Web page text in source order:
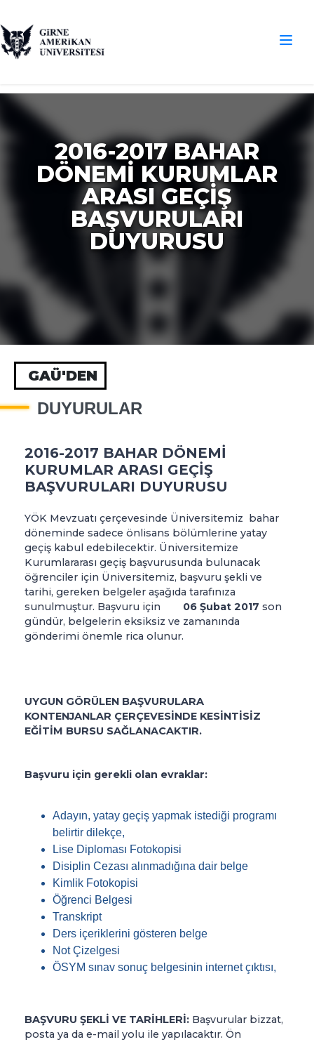
2016-2017 BAHAR
DÖNEMİ KURUMLAR
ARASI GEÇİŞ
BAŞVURULARI
DUYURUSU
GAÜ'DEN
DUYURULAR
2016-2017 BAHAR DÖNEMİ
KURUMLAR ARASI GEÇİŞ
BAŞVURULARI DUYURUSU
YÖK Mevzuatı çerçevesinde Üniversitemiz bahar
döneminde sadece önlisans bölümlerine yatay
geçiş kabul edebilecektir. Üniversitemize
Kurumlararası geçiş başvurusunda bulunacak
öğrenciler için Üniversitemiz, başvuru şekli ve
tarihi, gereken belgeler aşağıda tarafınıza
sunulmuştur. Başvuru için 06 Şubat 2017 son
gündür, belgelerin eksiksiz ve zamanında
gönderimi önemle rica olunur.
UYGUN GÖRÜLEN BAŞVURULARA
KONTENJANLAR ÇERÇEVESİNDE KESİNTİSİZ
EĞİTİM BURSU SAĞLANACAKTIR.
Başvuru için gerekli olan evraklar:
Adayın, yatay geçiş yapmak istediği programı
belirtir dilekçe,
Lise Diploması Fotokopisi
Disiplin Cezası alınmadığına dair belge
Kimlik Fotokopisi
Öğrenci Belgesi
Transkript
Ders içeriklerini gösteren belge
Not Çizelgesi
ÖSYM sınav sonuç belgesinin internet çıktısı,
BAŞVURU ŞEKLİ VE TARİHLERİ: Başvurular bizzat,
posta ya da e-mail yolu ile yapılacaktır. Ön